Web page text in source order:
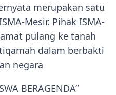
merupakan satu
Mesir. Pihak ISMA-
pulang ke tanah
dalam berbakti
negara
BERAGENDA”